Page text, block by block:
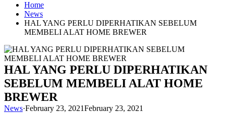
Home
News
HAL YANG PERLU DIPERHATIKAN SEBELUM
MEMBELI ALAT HOME BREWER
HAL YANG PERLU DIPERHATIKAN
SEBELUM MEMBELI ALAT HOME
BREWER
News·February 23, 2021February 23, 2021